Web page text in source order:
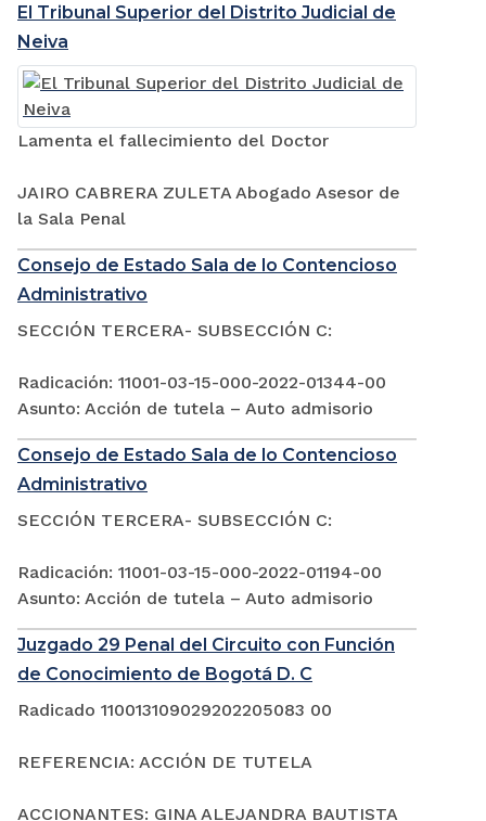
El Tribunal Superior del Distrito Judicial de
Neiva
Lamenta el fallecimiento del Doctor
JAIRO CABRERA ZULETA Abogado Asesor de
la Sala Penal
Consejo de Estado Sala de lo Contencioso
Administrativo
SECCIÓN TERCERA- SUBSECCIÓN C:
Radicación: 11001-03-15-000-2022-01344-00
Asunto: Acción de tutela – Auto admisorio
Consejo de Estado Sala de lo Contencioso
Administrativo
SECCIÓN TERCERA- SUBSECCIÓN C:
Radicación: 11001-03-15-000-2022-01194-00
Asunto: Acción de tutela – Auto admisorio
Juzgado 29 Penal del Circuito con Función
de Conocimiento de Bogotá D. C
Radicado 110013109029202205083 00
REFERENCIA: ACCIÓN DE TUTELA
ACCIONANTES: GINA ALEJANDRA BAUTISTA